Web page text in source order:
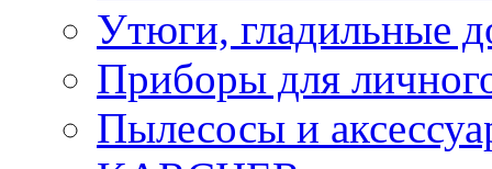
Утюги, гладильные
Приборы для
Пылесосы и